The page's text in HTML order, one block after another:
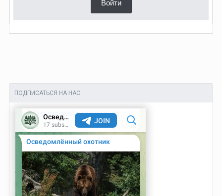
Войти
ПОДПИСАТЬСЯ НА НАС: